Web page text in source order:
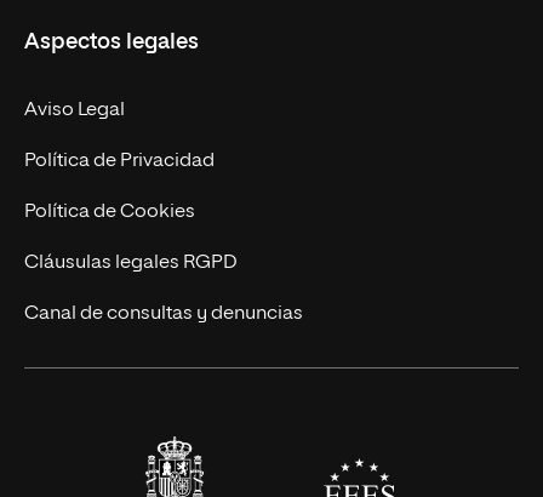
Doctorados
Experto Universitario
Postgrados
Cursos Universitarios
Facultades
Nuestro Equipo
Trabaja en UNIR
Actualidad
UNIR Revista
Eventos
Aspectos legales
Aviso Legal
Política de Privacidad
Política de Cookies
Cláusulas legales RGPD
Canal de consultas y denuncias